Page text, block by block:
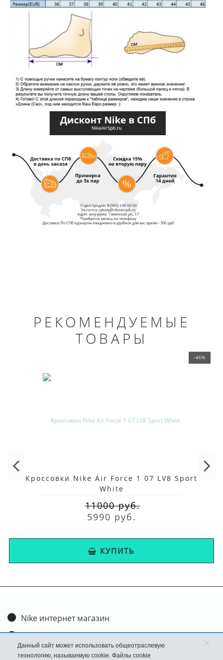
РЕКОМЕНДУЕМЫЕ
ТОВАРЫ
-46%
Кроссовки Nike Air Force 1 07 LV8 Sport
White
11000 руб.
5990 руб.
КУПИТЬ
Nike интернет магазин
Доставка и оплата
Обмен и возврат
Данный сайт может использовать общеотраслевую
технологию, называемую cookie. Файлы cookie
×